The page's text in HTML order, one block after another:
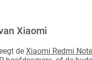
Xiaomi
de Xiaomi Redmi